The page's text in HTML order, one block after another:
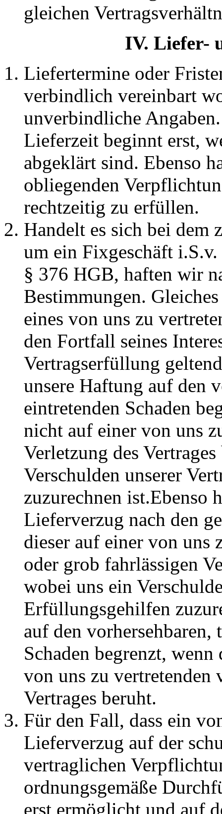
gleichen
IV. Liefer-
Liefertermine oder
verbindlich vereinbart
unverbindliche
Lieferzeit beginnt erst,
abgeklärt sind. Ebenso
obliegenden
rechtzeitig zu erfüllen.
Handelt es sich bei dem
um ein Fixgeschäft
§ 376 HGB, haften wir
Bestimmungen.
eines von uns zu
den Fortfall seines
Vertragserfüllung
unsere Haftung auf den
eintretenden Schaden
nicht auf einer von uns
Verletzung des
Verschulden unserer
zuzurechnen ist.Ebenso
Lieferverzug nach den
dieser auf einer von uns
oder grob fahrlässigen
wobei uns ein
Erfüllungsgehilfen
auf den vorhersehbaren,
Schaden begrenzt,
von uns zu vertretenden
Vertrages beruht.
Für den Fall, dass ein
Lieferverzug auf der
vertraglichen
ordnungsgemäße
erst ermöglicht und auf